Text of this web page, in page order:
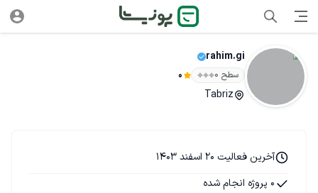
rahim.gi
سطح ۰ 0
Tabriz
آخرین فعالیت 20 اسفند 1403
0 پروژه انجام شده